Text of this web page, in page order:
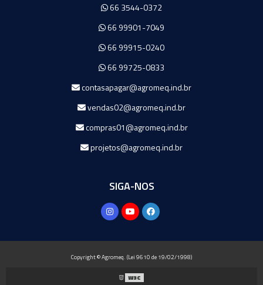
66 3544-0372
66 99901-7049
66 99915-0240
66 99725-0833
contasapagar@agromeq.ind.br
vendas02@agromeq.ind.br
compras01@agromeq.ind.br
projetos@agromeq.ind.br
SIGA-NOS
Copyright © Agromeq. (Lei 9610 de 19/02/1998)
W3C